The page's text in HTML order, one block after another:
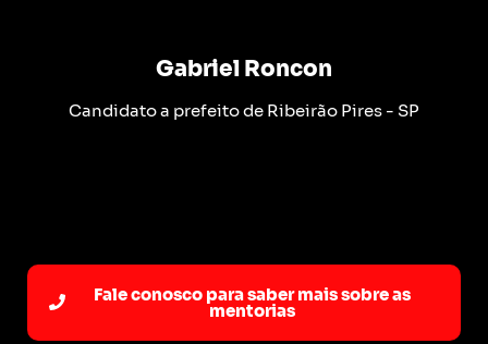
Gabriel Roncon
Candidato a prefeito de Ribeirão Pires - SP
Fale conosco para saber mais sobre as
mentorias